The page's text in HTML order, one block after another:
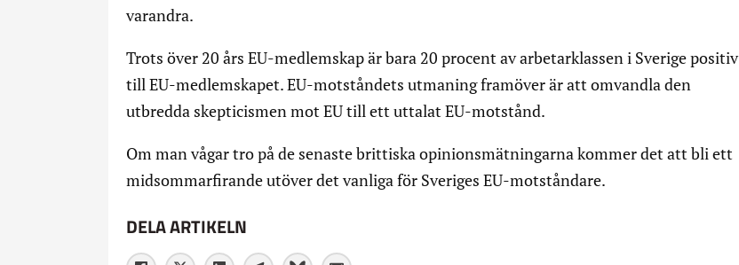
varandra.
Trots över 20 års EU-medlemskap är bara 20 procent av arbetarklassen i Sverige positiv
till EU-medlemskapet. EU-motståndets utmaning framöver är att omvandla den
utbredda skepticismen mot EU till ett uttalat EU-motstånd.
Om man vågar tro på de senaste brittiska opinionsmätningarna kommer det att bli ett
midsommarfirande utöver det vanliga för Sveriges EU-motståndare.
DELA ARTIKELN